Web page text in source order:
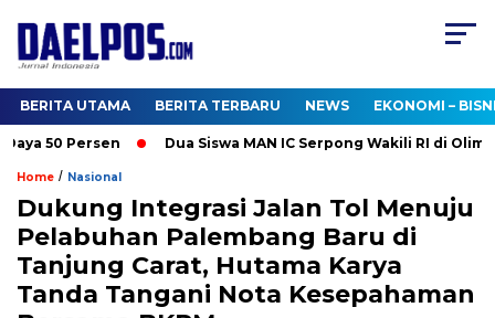
BERITA UTAMA BERITA TERBARU NEWS EKONOMI –
50 Persen Dua Siswa MAN IC Serpong Wakili RI di
Home / Nasional
Dukung Integrasi Jalan Tol Menuju
Pelabuhan Palembang Baru di
Tanjung Carat, Hutama Karya
Tanda Tangani Nota Kesepahaman